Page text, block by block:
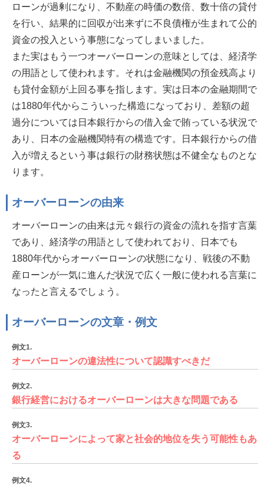
ローンが過剰になり、不動産の時価の数倍、数十倍の貸付
を行い、結果的に回収が出来ずに不良債権が生まれて公的
資金の投入という事態になってしまいました。
また実はもう一つオーバーローンの意味としては、経済学
の用語として使われます。それは金融機関の預金残高より
も貸付金額が上回る事を指します。実は日本の金融期間で
は1880年代からこういった構造になっており、差額の超
過分については日本銀行からの借入金で賄っている状況で
あり、日本の金融機関特有の構造です。日本銀行からの借
入が増えるという事は銀行の財務状態は不健全なものとな
ります。
オーバーローンの由来
オーバーローンの由来は元々銀行の資金の流れを指す言葉
であり、経済学の用語として使われており、日本でも
1880年代からオーバーローンの状態になり、戦後の不動
産ローンが一気に進んだ状況で広く一般に使われる言葉に
なったと言えるでしょう。
オーバーローンの文章・例文
例文1.
オーバーローンの違法性について認識すべきだ
例文2.
銀行経営におけるオーバーローンは大きな問題である
例文3.
オーバーローンによって家と社会的地位を失う可能性もあ
る
例文4.